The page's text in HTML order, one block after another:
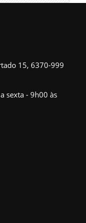
15, 6370-999
sexta - 9h00 às